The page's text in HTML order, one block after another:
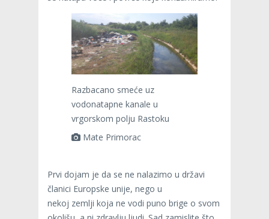
Razbacano smeće uz
vodonatapne kanale u
vrgorskom polju Rastoku
Mate Primorac
Prvi dojam je da se ne nalazimo u državi
članici Europske unije, nego u
nekoj zemlji koja ne vodi puno brige o svom